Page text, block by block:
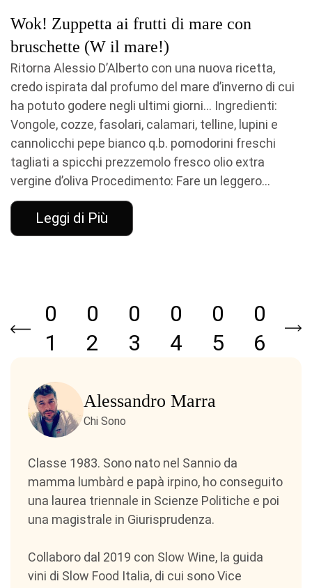
Wok! Zuppetta ai frutti di mare con
bruschette (W il mare!)
Ritorna Alessio D’Alberto con una nuova ricetta,
credo ispirata dal profumo del mare d’inverno di cui
ha potuto godere negli ultimi giorni… Ingredienti:
Vongole, cozze, fasolari, calamari, telline, lupini e
cannolicchi pepe bianco q.b. pomodorini freschi
tagliati a spicchi prezzemolo fresco olio extra
vergine d’oliva Procedimento: Fare un leggero...
Leggi di Più
0
1
0
2
0
3
0
4
0
5
0
6
Alessandro Marra
Chi Sono
Classe 1983. Sono nato nel Sannio da
mamma lumbàrd e papà irpino, ho conseguito
una laurea triennale in Scienze Politiche e poi
una magistrale in Giurisprudenza.
Collaboro dal 2019 con Slow Wine, la guida
vini di Slow Food Italia, di cui sono Vice